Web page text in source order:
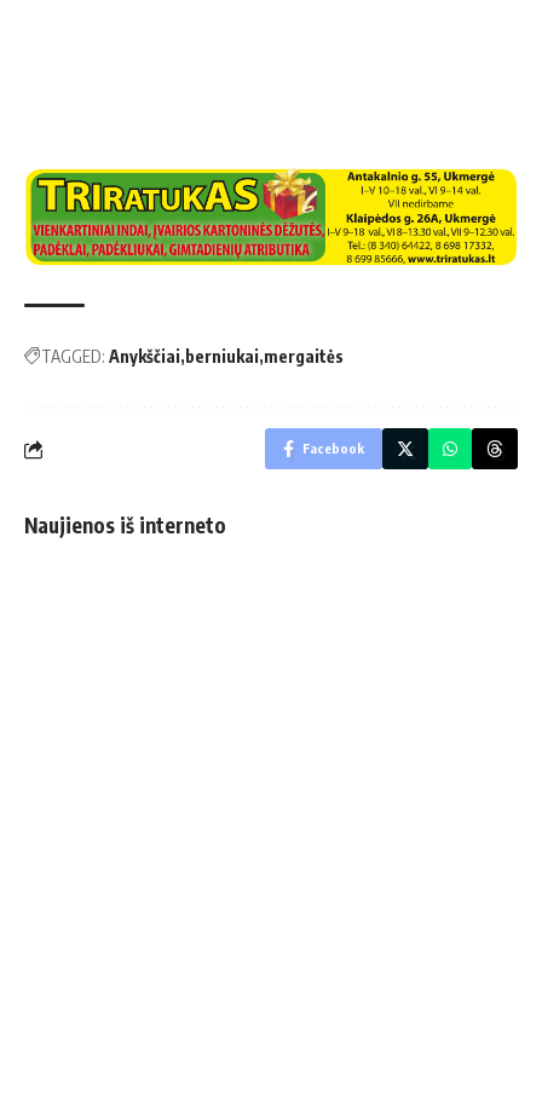
TAGGED: Anykščiai berniukai mergaitės
Facebook
Naujienos iš interneto